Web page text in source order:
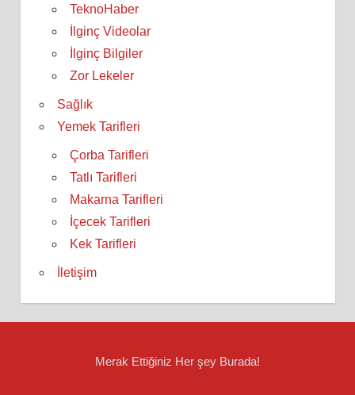
TeknoHaber
İlginç Videolar
İlginç Bilgiler
Zor Lekeler
Sağlık
Yemek Tarifleri
Çorba Tarifleri
Tatlı Tarifleri
Makarna Tarifleri
İçecek Tarifleri
Kek Tarifleri
İletişim
Merak Ettiğiniz Her şey Burada!